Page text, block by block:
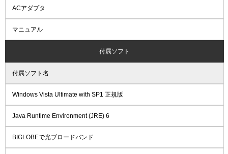
ACアダプタ
マニュアル
付属ソフト
付属ソフト名
Windows Vista Ultimate with SP1 正規版
Java Runtime Environment (JRE) 6
BIGLOBEで光ブロードバンド